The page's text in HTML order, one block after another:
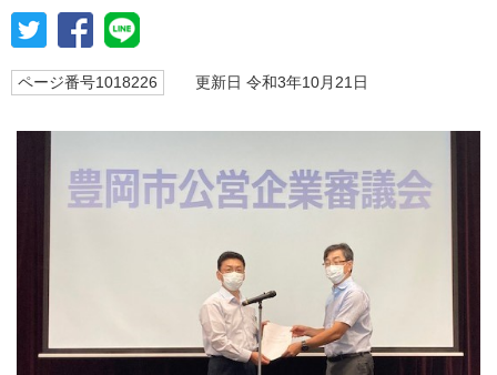
ページ番号1018226 更新日 令和3年10月21日